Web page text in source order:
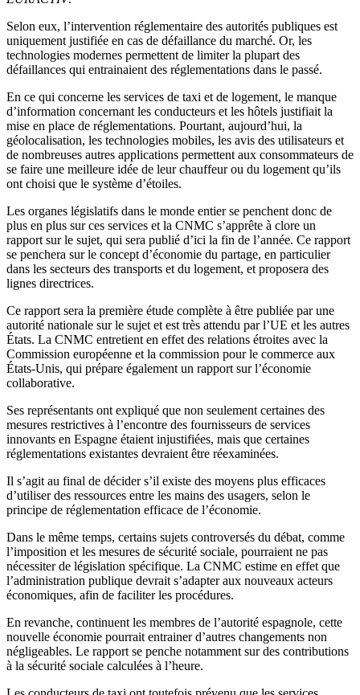
Selon eux, l’intervention réglementaire des autorités publiques est
uniquement justifiée en cas de défaillance du marché. Or, les
technologies modernes permettent de limiter la plupart des
défaillances qui entrainaient des réglementations dans le passé.
En ce qui concerne les services de taxi et de logement, le manque
d’information concernant les conducteurs et les hôtels justifiait la
mise en place de réglementations. Pourtant, aujourd’hui, la
géolocalisation, les technologies mobiles, les avis des utilisateurs et
de nombreuses autres applications permettent aux consommateurs de
se faire une meilleure idée de leur chauffeur ou du logement qu’ils
ont choisi que le système d’étoiles.
Les organes législatifs dans le monde entier se penchent donc de
plus en plus sur ces services et la CNMC s’apprête à clore un
rapport sur le sujet, qui sera publié d’ici la fin de l’année. Ce rapport
se penchera sur le concept d’économie du partage, en particulier
dans les secteurs des transports et du logement, et proposera des
lignes directrices.
Ce rapport sera la première étude complète à être publiée par une
autorité nationale sur le sujet et est très attendu par l’UE et les autres
États. La CNMC entretient en effet des relations étroites avec la
Commission européenne et la commission pour le commerce aux
États-Unis, qui prépare également un rapport sur l’économie
collaborative.
Ses représentants ont expliqué que non seulement certaines des
mesures restrictives à l’encontre des fournisseurs de services
innovants en Espagne étaient injustifiées, mais que certaines
réglementations existantes devraient être réexaminées.
Il s’agit au final de décider s’il existe des moyens plus efficaces
d’utiliser des ressources entre les mains des usagers, selon le
principe de réglementation efficace de l’économie.
Dans le même temps, certains sujets controversés du débat, comme
l’imposition et les mesures de sécurité sociale, pourraient ne pas
nécessiter de législation spécifique. La CNMC estime en effet que
l’administration publique devrait s’adapter aux nouveaux acteurs
économiques, afin de faciliter les procédures.
En revanche, continuent les membres de l’autorité espagnole, cette
nouvelle économie pourrait entrainer d’autres changements non
négligeables. Le rapport se penche notamment sur des contributions
à la sécurité sociale calculées à l’heure.